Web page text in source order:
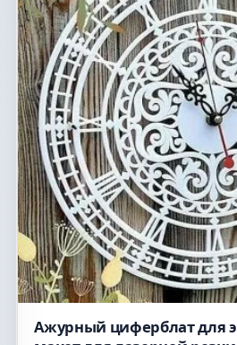
Ажурный циферблат для